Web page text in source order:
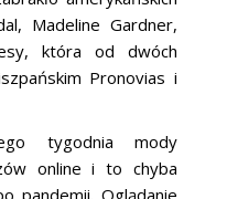
Madeline Gardner,
która od dwóch
Pronovias i
tygodnia mody
online i to chyba
pandemii. Oglądanie